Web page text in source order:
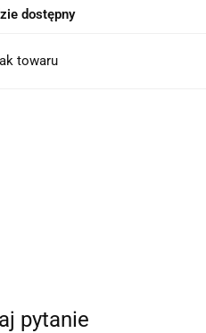
dostępny
towaru
pytanie